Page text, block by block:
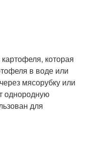
которая
в воде или
мясорубку или
однородную
для